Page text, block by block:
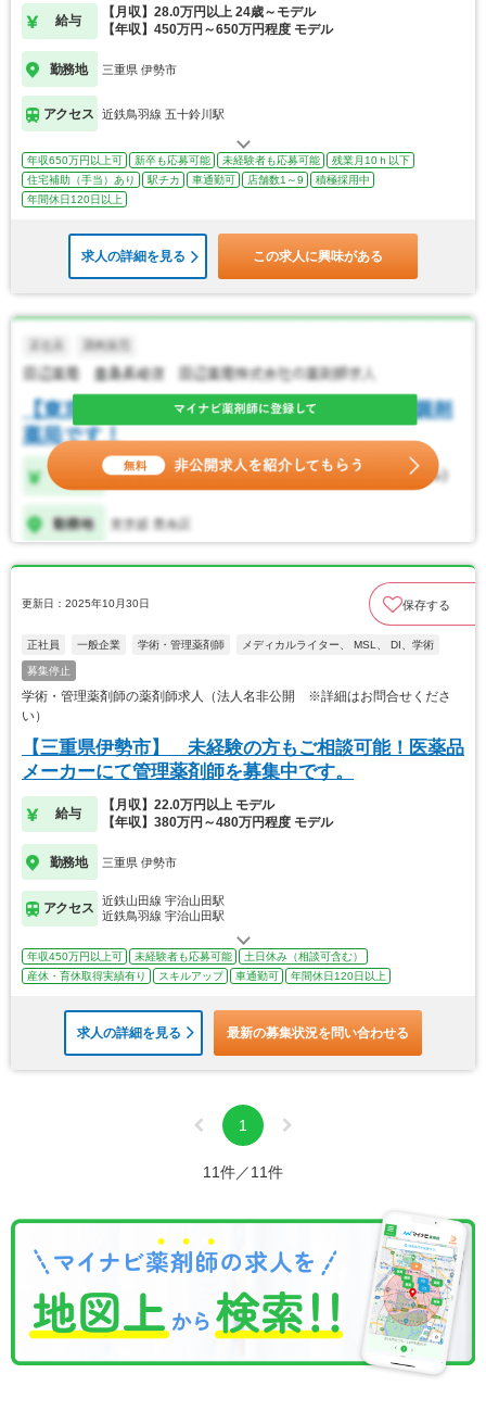
給与
【月収】28.0万円以上 24歳～モデル
【年収】450万円～650万円程度 モデル
勤務地 三重県 伊勢市
アクセス 近鉄鳥羽線 五十鈴川駅
年収650万円以上可 新卒も応募可能 未経験者も応募可能
残業月10ｈ以下
住宅補助（手当）あり
駅チカ 車通勤可 店舗数1～9
積極採用中
年間休日120日以上
求人の詳細を見る この求人に興味がある
更新日：2025年10月30日 保存する
正社員 一般企業 学術・管理薬剤師 メディカルライター、 MSL、 DI、学術
募集停止
学術・管理薬剤師の薬剤師求人（法人名非公開 ※詳細はお問合せくださ
い）
【三重県伊勢市】 未経験の方もご相談可能！医薬品
メーカーにて管理薬剤師を募集中です。
給与
【月収】22.0万円以上 モデル
【年収】380万円～480万円程度 モデル
勤務地 三重県 伊勢市
アクセス
近鉄山田線 宇治山田駅
近鉄鳥羽線 宇治山田駅
年収450万円以上可 未経験者も応募可能
土日休み（相談可含む）
産休・育休取得実績有り
スキルアップ 車通勤可 年間休日120日以上
求人の詳細を見る 最新の募集状況を問い合わせる
1
11件／11件